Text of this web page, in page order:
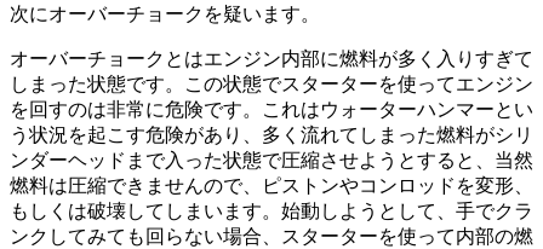
次にオーバーチョークを疑います。
オーバーチョークとはエンジン内部に燃料が多く入りすぎて
しまった状態です。この状態でスターターを使ってエンジン
を回すのは非常に危険です。これはウォーターハンマーとい
う状況を起こす危険があり、多く流れてしまった燃料がシリ
ンダーヘッドまで入った状態で圧縮させようとすると、当然
燃料は圧縮できませんので、ピストンやコンロッドを変形、
もしくは破壊してしまいます。始動しようとして、手でクラ
ンクしてみても回らない場合、スターターを使って内部の燃